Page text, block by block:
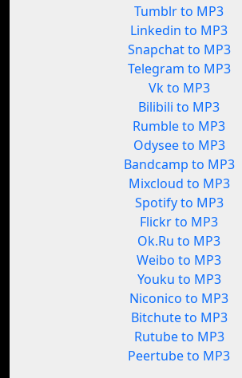
Tumblr to MP3
Linkedin to MP3
Snapchat to MP3
Telegram to MP3
Vk to MP3
Bilibili to MP3
Rumble to MP3
Odysee to MP3
Bandcamp to MP3
Mixcloud to MP3
Spotify to MP3
Flickr to MP3
Ok.Ru to MP3
Weibo to MP3
Youku to MP3
Niconico to MP3
Bitchute to MP3
Rutube to MP3
Peertube to MP3